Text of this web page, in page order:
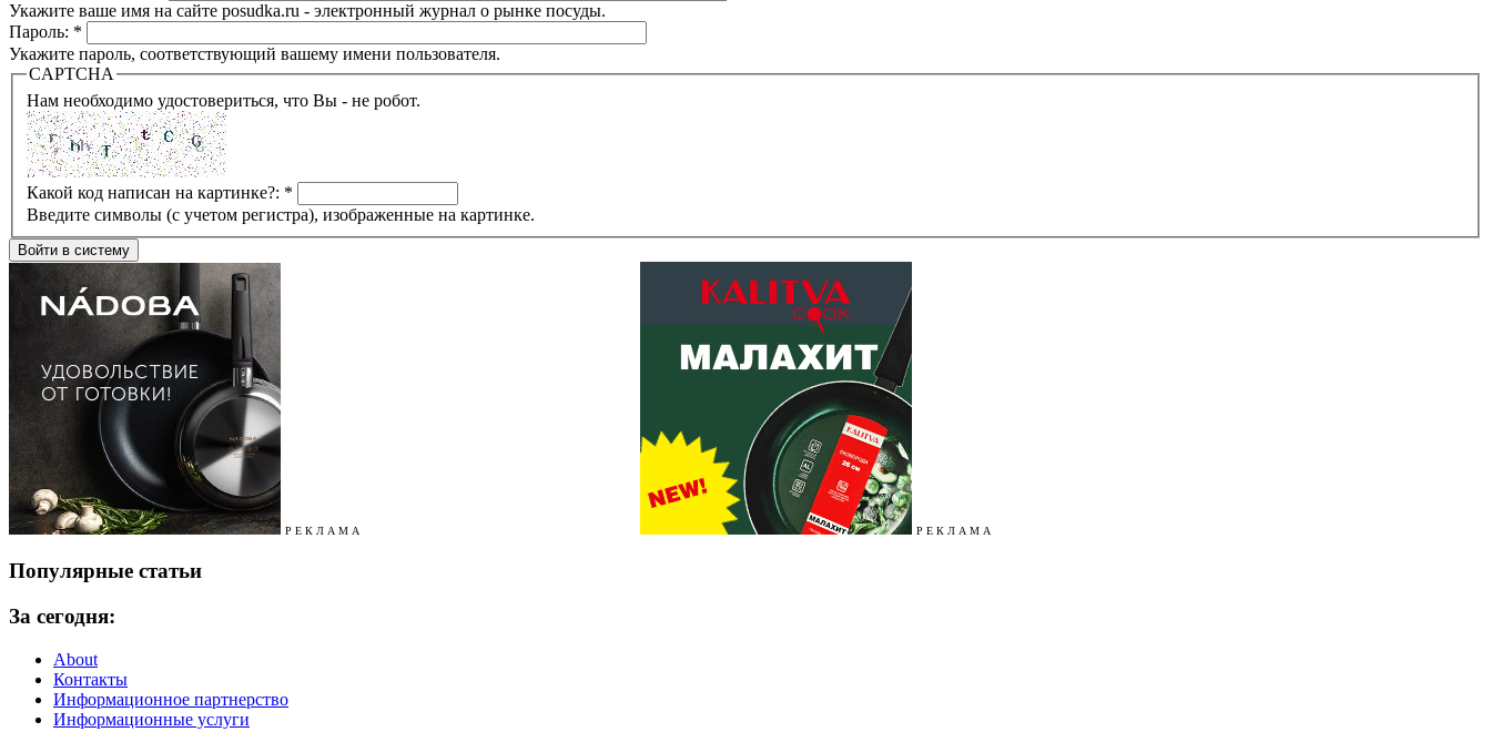
Укажите ваше имя на сайте posudka.ru - электронный журнал о рынке посуды.
Пароль: *
Укажите пароль, соответствующий вашему имени пользователя.
CAPTCHA
Нам необходимо удостовериться, что Вы - не робот.
Какой код написан на картинке?: *
Введите символы (с учетом регистра), изображенные на картинке.
Р Е К Л А М А Р Е К Л А М А
Популярные статьи
За сегодня:
About
Контакты
Информационное партнерство
Информационные услуги